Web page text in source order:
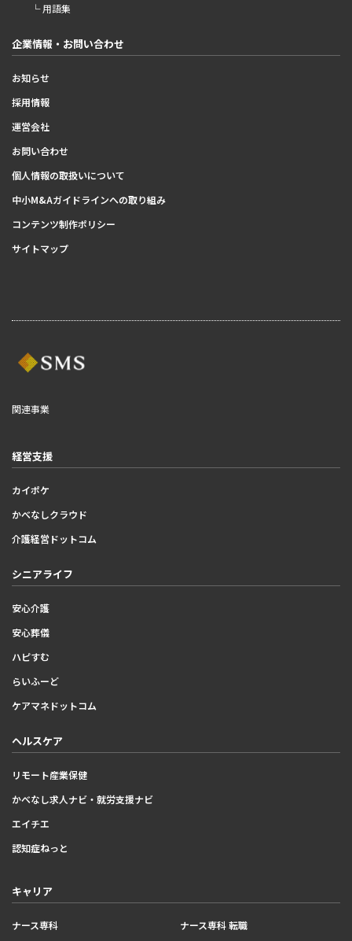
└ 用語集
企業情報・お問い合わせ
お知らせ
採用情報
運営会社
お問い合わせ
個人情報の取扱いについて
中小M&Aガイドラインへの取り組み
コンテンツ制作ポリシー
サイトマップ
関連事業
経営支援
カイポケ
かべなしクラウド
介護経営ドットコム
シニアライフ
安心介護
安心葬儀
ハピすむ
らいふーど
ケアマネドットコム
ヘルスケア
リモート産業保健
かべなし求人ナビ・就労支援ナビ
エイチエ
認知症ねっと
キャリア
ナース専科 ナース専科 転職